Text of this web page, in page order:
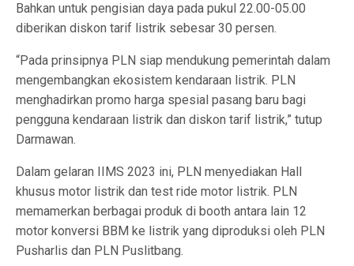
Bahkan untuk pengisian daya pada pukul 22.00-05.00
diberikan diskon tarif listrik sebesar 30 persen.
“Pada prinsipnya PLN siap mendukung pemerintah dalam
mengembangkan ekosistem kendaraan listrik. PLN
menghadirkan promo harga spesial pasang baru bagi
pengguna kendaraan listrik dan diskon tarif listrik,” tutup
Darmawan.
Dalam gelaran IIMS 2023 ini, PLN menyediakan Hall
khusus motor listrik dan test ride motor listrik. PLN
memamerkan berbagai produk di booth antara lain 12
motor konversi BBM ke listrik yang diproduksi oleh PLN
Pusharlis dan PLN Puslitbang.